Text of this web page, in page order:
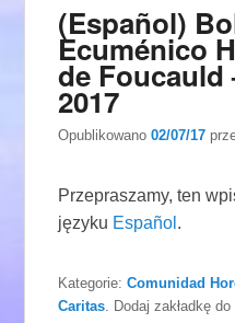
(Español)
Ecuménico
de Foucauld
2017
Opublikowano02/07/17
Przepraszamy, ten
języku Español .
Kategorie:Comunidad
Caritas . Dodaj zakładkę do